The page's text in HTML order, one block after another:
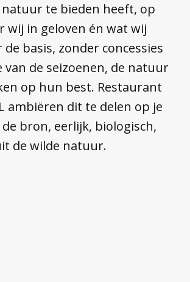
te bieden heeft, op
wij in geloven én wat wij
basis, zonder concessies
de seizoenen, de natuur
op hun best. Restaurant
ambiëren dit te delen op je
bron, eerlijk, biologisch,
de wilde natuur.